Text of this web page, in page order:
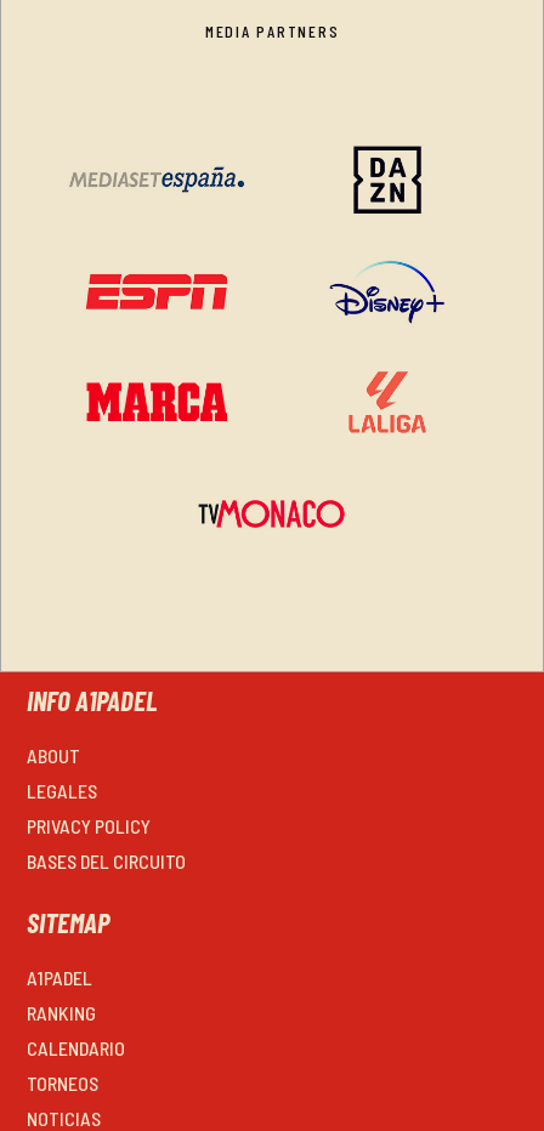
MEDIA PARTNERS
INFO A1PADEL
ABOUT
LEGALES
PRIVACY POLICY
BASES DEL CIRCUITO
SITEMAP
A1PADEL
RANKING
CALENDARIO
TORNEOS
NOTICIAS